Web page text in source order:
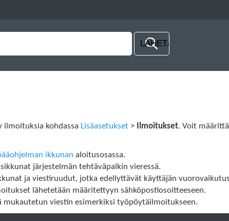
ilmoituksia kohdassa Lisäasetukset > Ilmoitukset. Voit
ikkunan aloitusosassa.
järjestelmän tehtäväpalkin vieressä.
ja viestiruudut, jotka edellyttävät käyttäjän
lähetetään määritettyyn sähköpostiosoitteeseen.
mukautetun viestin esimerkiksi työpöytäilmoitukseen.